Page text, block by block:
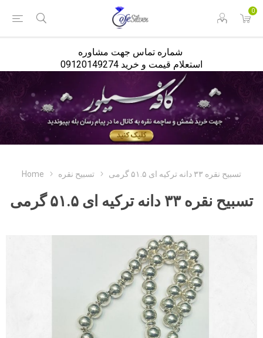
0
استعلام قیمت و خرید 09120149274
Home تسبیح نقره تسبیح نقره ۳۳ دانه ترکیه ای ۵۱.۵ گرمی
تسبیح نقره ۳۳ دانه ترکیه ای ۵۱.۵ گرمی